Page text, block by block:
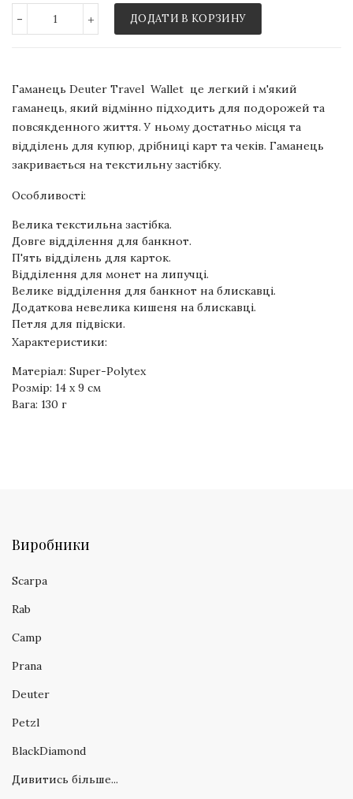
- + ДОДАТИ В КОРЗИНУ
Гаманець Deuter Travel Wallet це легкий і м'який
гаманець, який відмінно підходить для подорожей та
повсякденного життя. У ньому достатньо місця та
відділень для купюр, дрібниці карт та чеків. Гаманець
закривається на текстильну застібку.
Особливості:
Велика текстильна застібка.
Довге відділення для банкнот.
П'ять відділень для карток.
Відділення для монет на липучці.
Велике відділення для банкнот на блискавці.
Додаткова невелика кишеня на блискавці.
Петля для підвіски.
Характеристики:
Матеріал: Super-Polytex
Розмір: 14 х 9 см
Вага: 130 г
Виробники
Scarpa
Rab
Camp
Prana
Deuter
Petzl
BlackDiamond
Дивитись більше...